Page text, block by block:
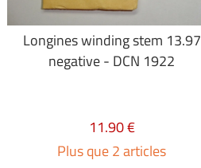
Longines winding stem 13.97
negative - DCN 1922
11.90 €
Plus que 2 articles